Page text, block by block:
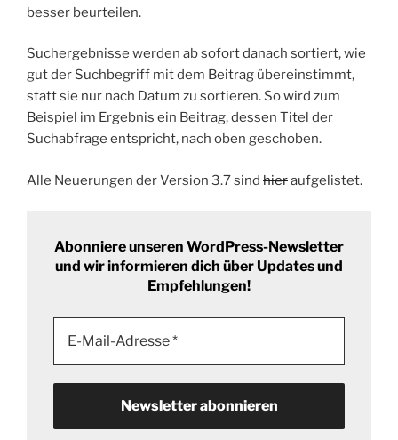
besser beurteilen.
Suchergebnisse werden ab sofort danach sortiert, wie
gut der Suchbegriff mit dem Beitrag übereinstimmt,
statt sie nur nach Datum zu sortieren. So wird zum
Beispiel im Ergebnis ein Beitrag, dessen Titel der
Suchabfrage entspricht, nach oben geschoben.
Alle Neuerungen der Version 3.7 sind hieraufgelistet.
Abonniere unseren WordPress-Newsletter
und wir informieren dich über Updates und
Empfehlungen!